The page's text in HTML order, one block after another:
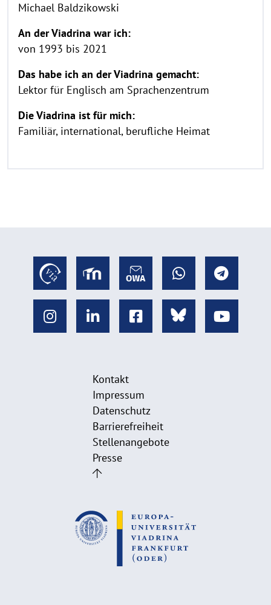
Michael Baldzikowski
An der Viadrina war ich:
von 1993 bis 2021
Das habe ich an der Viadrina gemacht:
Lektor für Englisch am Sprachenzentrum
Die Viadrina ist für mich:
Familiär, international, berufliche Heimat
Kontakt
Impressum
Datenschutz
Barrierefreiheit
Stellenangebote
Presse